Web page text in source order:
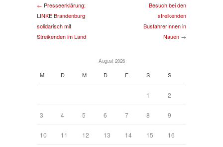
← Presseerklärung:
LINKE Brandenburg
solidarisch mit
Streikenden im Land
Besuch bei den
streikenden
BusfahrerInnen in
Nauen →
August 2026
M D M D F S S
1 2
3 4 5 6 7 8 9
10 11 12 13 14 15 16